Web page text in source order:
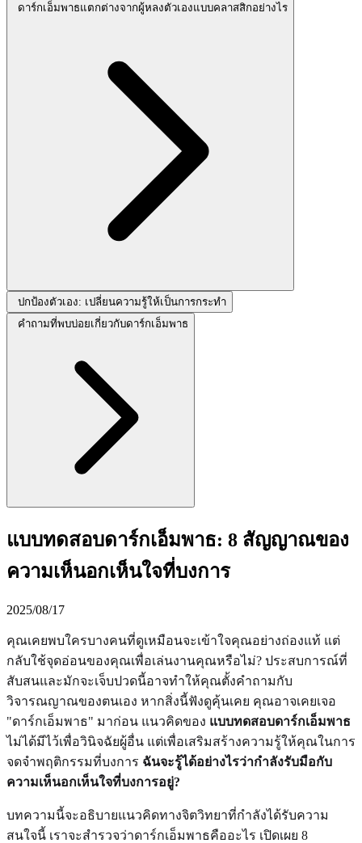
ดาร์กเอ็มพาธแตกต่างจากผู้หลงตัวเองแบบคลาสสิกอย่างไร
ปกป้องตัวเอง: เปลี่ยนความรู้ให้เป็นการกระทำ
คำถามที่พบบ่อยเกี่ยวกับดาร์กเอ็มพาธ
แบบทดสอบดาร์กเอ็มพาธ: 8 สัญญาณของ
ความเห็นอกเห็นใจที่บงการ
2025/08/17
คุณเคยพบใครบางคนที่ดูเหมือนจะเข้าใจคุณอย่างถ่องแท้ แต่
กลับใช้จุดอ่อนของคุณเพื่อเล่นงานคุณหรือไม่? ประสบการณ์ที่
สับสนและมักจะเจ็บปวดนี้อาจทำให้คุณตั้งคำถามกับ
วิจารณญาณของตนเอง หากสิ่งนี้ฟังดูคุ้นเคย คุณอาจเคยเจอ
"ดาร์กเอ็มพาธ" มาก่อน แนวคิดของ แบบทดสอบดาร์กเอ็มพาธ
ไม่ได้มีไว้เพื่อวินิจฉัยผู้อื่น แต่เพื่อเสริมสร้างความรู้ให้คุณในการ
จดจำพฤติกรรมที่บงการ ฉันจะรู้ได้อย่างไรว่ากำลังรับมือกับ
ความเห็นอกเห็นใจที่บงการอยู่?
บทความนี้จะอธิบายแนวคิดทางจิตวิทยาที่กำลังได้รับความ
สนใจนี้ เราจะสำรวจว่าดาร์กเอ็มพาธคืออะไร เปิดเผย 8